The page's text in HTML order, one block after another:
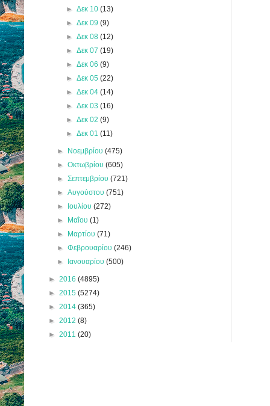
► Δεκ 10 (13)
► Δεκ 09 (9)
► Δεκ 08 (12)
► Δεκ 07 (19)
► Δεκ 06 (9)
► Δεκ 05 (22)
► Δεκ 04 (14)
► Δεκ 03 (16)
► Δεκ 02 (9)
► Δεκ 01 (11)
► Νοεμβρίου(475)
►Οκτωβρίου(605)
►Σεπτεμβρίου(721)
►Αυγούστου(751)
► Ιουλίου(272)
► Μαΐου(1)
► Μαρτίου(71)
►Φεβρουαρίου(246)
► Ιανουαρίου(500)
► 2016 (4895)
► 2015 (5274)
► 2014 (365)
► 2012 (8)
► 2011 (20)